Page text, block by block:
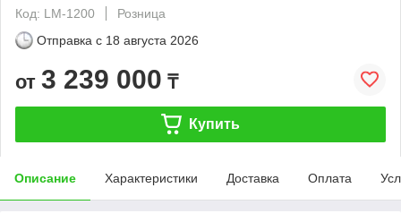
Код: LM-1200
Розница
Отправка с 18 августа 2026
от 3 239 000 ₸
Купить
Описание Характеристики Доставка Оплата